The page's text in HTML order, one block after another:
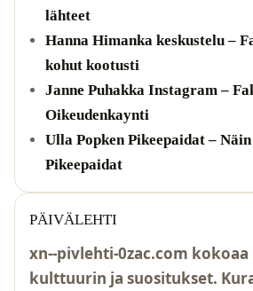
lähteet
Hanna Himanka keskustelu –
kohut kootusti
Janne Puhakka Instagram –
Oikeudenkaynti
Ulla Popken Pikeepaidat –
Pikeepaidat
PÄIVÄLEHTI
xn--pivlehti-0zac.com
kulttuurin ja suositukset.